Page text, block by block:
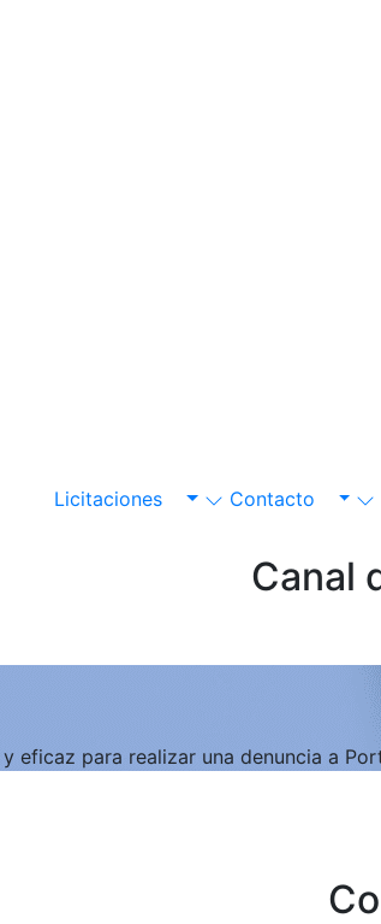
Contacto
Licitaciones
Canal
eficaz para realizar una denuncia a